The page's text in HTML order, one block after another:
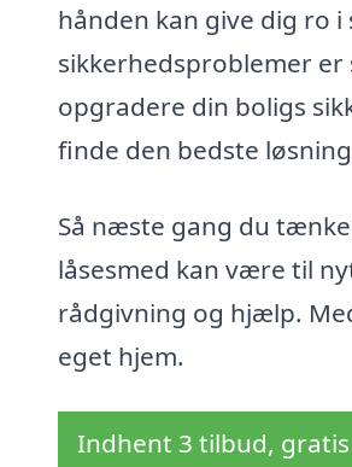
hånden kan give dig ro
sikkerhedsproblemer
opgradere din boligs
finde den bedste
Så næste gang du
låsesmed kan være til
rådgivning og hjælp.
eget hjem.
Indhent 3 tilbud,